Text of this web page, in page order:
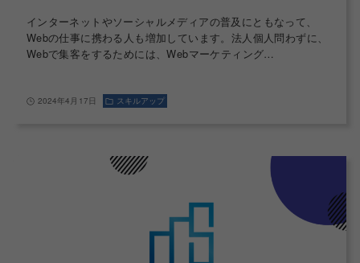
インターネットやソーシャルメディアの普及にともなって、
Webの仕事に携わる人も増加しています。法人個人問わずに、
Webで集客をするためには、Webマーケティング…
2024年4月17日 スキルアップ